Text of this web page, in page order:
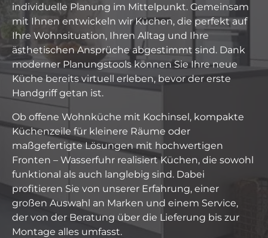
individuelle Planung im Mittelpunkt. Gemeinsam
mit Ihnen entwickeln wir Küchen, die perfekt auf
Ihre Wohnsituation, Ihren Alltag und Ihre
ästhetischen Ansprüche abgestimmt sind. Dank
moderner Planungstools können Sie Ihre neue
Küche bereits virtuell erleben, bevor der erste
Handgriff getan ist.
Ob offene Wohnküche mit Kochinsel, kompakte
Küchenzeile für kleinere Räume oder
maßgefertigte Lösungen mit hochwertigen
Fronten – Wasserfuhr realisiert Küchen, die sowohl
funktional als auch langlebig sind. Dabei
profitieren Sie von unserer Erfahrung, einer
großen Auswahl an Marken und einem Service,
der von der Beratung über die Lieferung bis zur
Montage alles umfasst.